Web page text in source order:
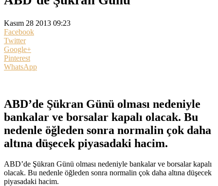
Kasım 28 2013 09:23
Facebook
Twitter
Google+
Pinterest
WhatsApp
ABD’de Şükran Günü olması nedeniyle
bankalar ve borsalar kapalı olacak. Bu
nedenle öğleden sonra normalin çok daha
altına düşecek piyasadaki hacim.
ABD’de Şükran Günü olması nedeniyle bankalar ve borsalar kapalı
olacak. Bu nedenle öğleden sonra normalin çok daha altına düşecek
piyasadaki hacim.